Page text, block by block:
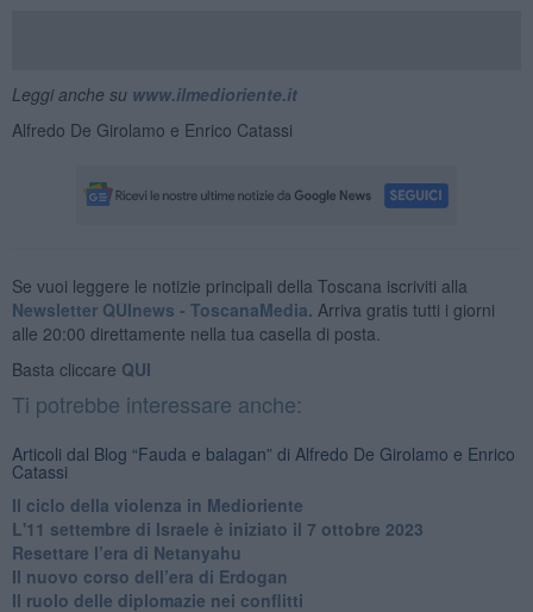
Leggi anche su www.ilmedioriente.it
Alfredo De Girolamo e Enrico Catassi
Se vuoi leggere le notizie principali della Toscana iscriviti alla
Newsletter QUInews - ToscanaMedia. Arriva gratis tutti i giorni
alle 20:00 direttamente nella tua casella di posta.
Basta cliccare QUI
Ti potrebbe interessare anche:
Articoli dal Blog “Fauda e balagan” di Alfredo De Girolamo e Enrico
Catassi
Il ciclo della violenza in Medioriente
L'11 settembre di Israele è iniziato il 7 ottobre 2023
Resettare l’era di Netanyahu
​Il nuovo corso dell’era di Erdogan
Il ruolo delle diplomazie nei conflitti